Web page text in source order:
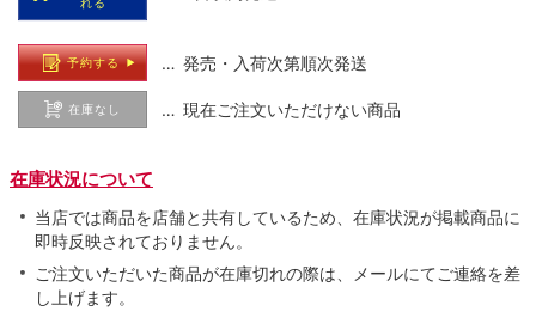
予約する … 発売・入荷次第順次発送
在庫なし … 現在ご注文いただけない商品
在庫状況について
当店では商品を店舗と共有しているため、在庫状況が掲載商品に
即時反映されておりません。
ご注文いただいた商品が在庫切れの際は、メールにてご連絡を差
し上げます。